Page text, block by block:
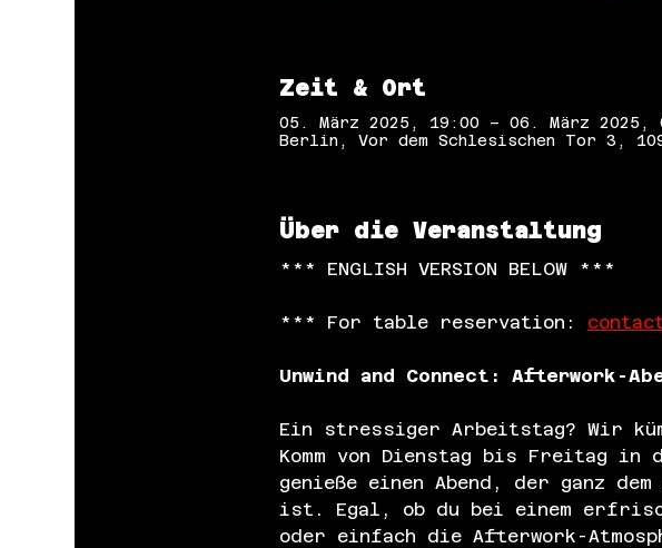
Zeit & Ort
05. März 2025, 19:00 – 06. März 2025,
Berlin, Vor dem Schlesischen Tor 3,
Über die Veranstaltung
*** ENGLISH VERSION BELOW ***
*** For table reservation:
Unwind and Connect: Afterwork-
Ein stressiger Arbeitstag? Wir
Komm von Dienstag bis Freitag in
genieße einen Abend, der ganz
ist. Egal, ob du bei einem
oder einfach die Afterwork-